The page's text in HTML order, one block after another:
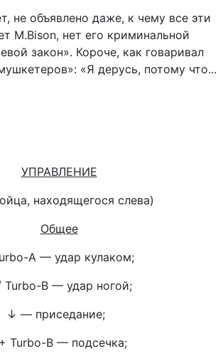
не объявлено даже, к чему все эти
M.Bison, нет его криминальной
закон». Короче, как говаривал
«Я дерусь, потому что...
УПРАВЛЕНИЕ
находящегося слева)
Общее
A — удар кулаком;
Turbo-B — удар ногой;
↓ — приседание;
+ Turbo-B — подсечка;